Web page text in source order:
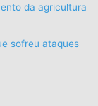
da agricultura
sofreu ataques